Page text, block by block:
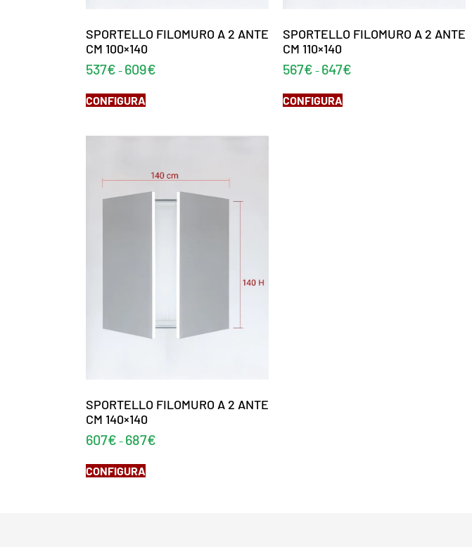
SPORTELLO FILOMURO A 2 ANTE
CM 100×140
537€ - 609€
CONFIGURA
SPORTELLO FILOMURO A 2 ANTE
CM 110×140
567€ - 647€
CONFIGURA
SPORTELLO FILOMURO A 2 ANTE
CM 140×140
607€ - 687€
CONFIGURA